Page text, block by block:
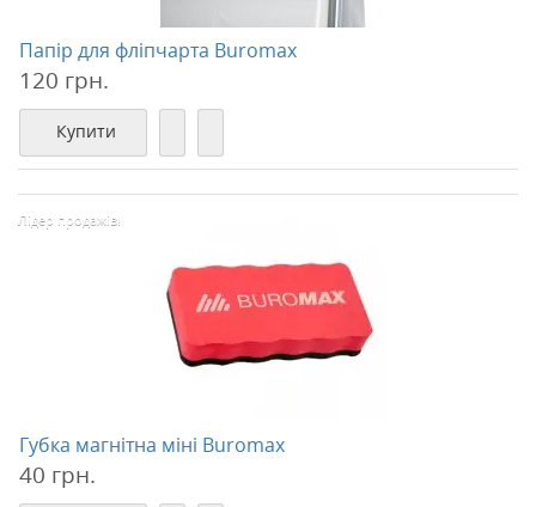
Папір для фліпчарта Buromax
120 грн.
Купити
Лідер продажів!
Губка магнітна міні Buromax
40 грн.